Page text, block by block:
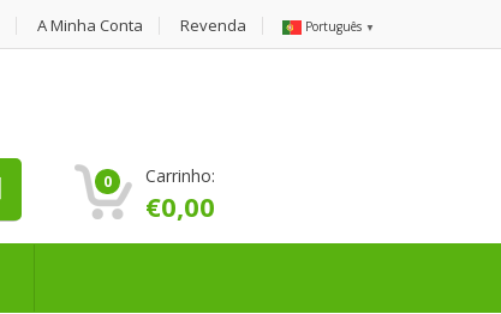
A Minha Conta Revenda Português ▼
0 Carrinho:
€0,00